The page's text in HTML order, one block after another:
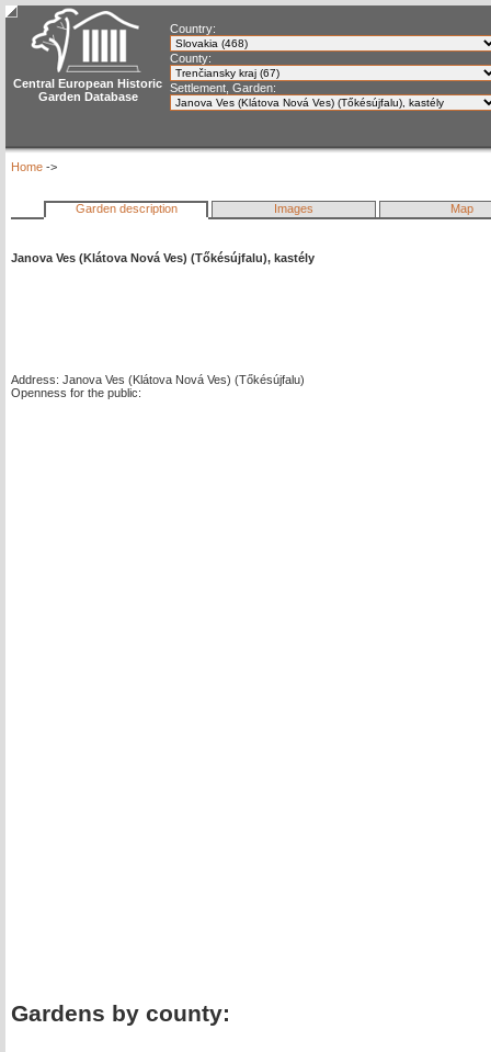
Central European Historic
Garden Database
Country:
County:
Settlement, Garden:
Home ->
Garden description Images Map
Janova Ves (Klátova Nová Ves) (Tőkésújfalu), kastély
Address: Janova Ves (Klátova Nová Ves) (Tőkésújfalu)
Openness for the public:
Gardens by county: